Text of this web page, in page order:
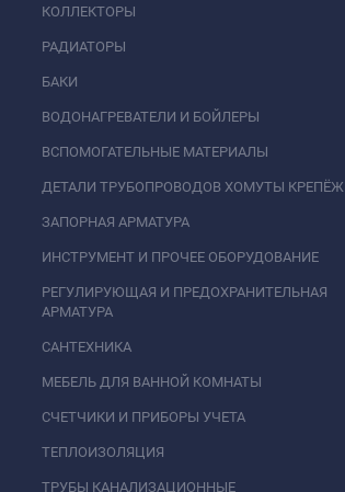
КОЛЛЕКТОРЫ
РАДИАТОРЫ
БАКИ
ВОДОНАГРЕВАТЕЛИ И БОЙЛЕРЫ
ВСПОМОГАТЕЛЬНЫЕ МАТЕРИАЛЫ
ДЕТАЛИ ТРУБОПРОВОДОВ ХОМУТЫ КРЕПЁЖ
ЗАПОРНАЯ АРМАТУРА
ИНСТРУМЕНТ И ПРОЧЕЕ ОБОРУДОВАНИЕ
РЕГУЛИРУЮЩАЯ И ПРЕДОХРАНИТЕЛЬНАЯ
АРМАТУРА
САНТЕХНИКА
МЕБЕЛЬ ДЛЯ ВАННОЙ КОМНАТЫ
СЧЕТЧИКИ И ПРИБОРЫ УЧЕТА
ТЕПЛОИЗОЛЯЦИЯ
ТРУБЫ КАНАЛИЗАЦИОННЫЕ